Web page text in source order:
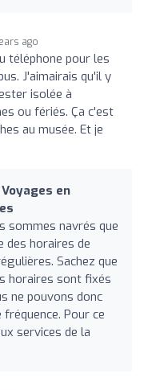
ago
téléphone pour les
J'aimairais qu'il y
isolée à
ou fériés. Ça c'est
au musée. Et je
Voyages en
sommes navrés que
des horaires de
Sachez que
horaires sont fixés
ne pouvons donc
Pour ce
services de la